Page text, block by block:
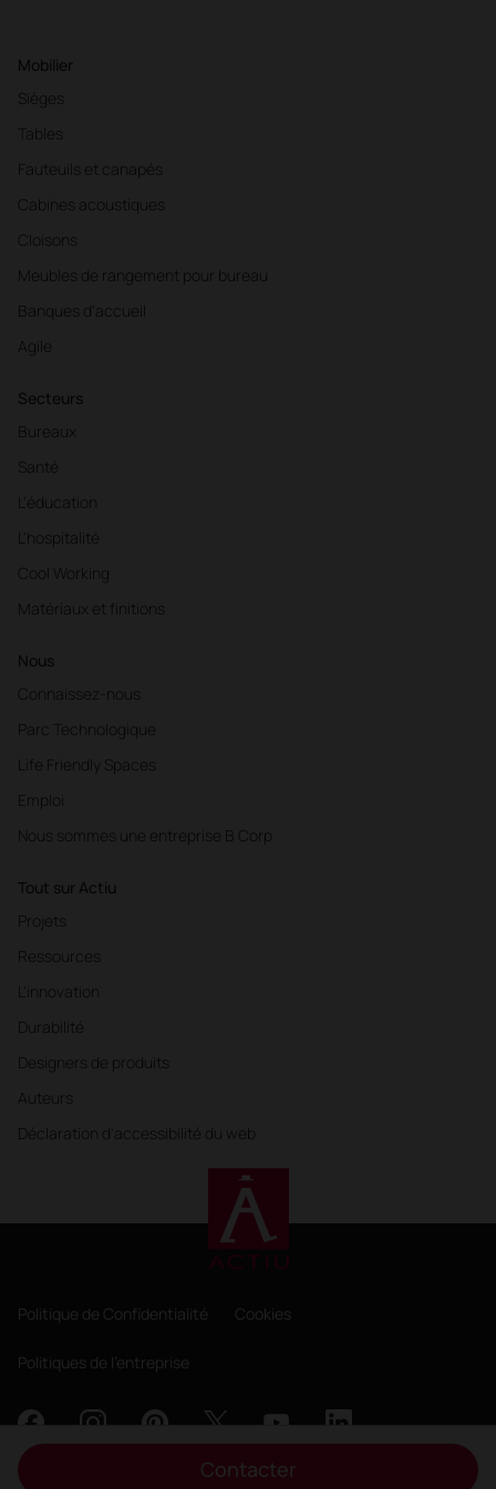
Mobilier
Sièges
Tables
Fauteuils et canapés
Cabines acoustiques
Cloisons
Meubles de rangement pour bureau
Banques d'accueil
Agile
Secteurs
Bureaux
Santé
L'éducation
L'hospitalité
Cool Working
Matériaux et finitions
Nous
Connaissez-nous
Parc Technologique
Life Friendly Spaces
Emploi
Nous sommes une entreprise B Corp
Tout sur Actiu
Projets
Ressources
L'innovation
Durabilité
Designers de produits
Auteurs
Déclaration d'accessibilité du web
Politique de Confidentialité Cookies
Politiques de l'entreprise
Copyright 2026, ACTIU Berbegal y Formas S.A.
Contacter